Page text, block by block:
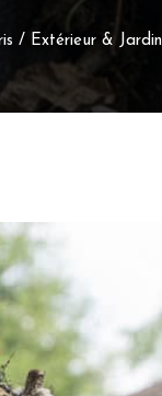
/ Extérieur & Jardin